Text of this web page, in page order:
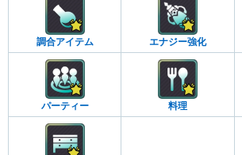
調合アイテム エナジー強化
パーティー 料理